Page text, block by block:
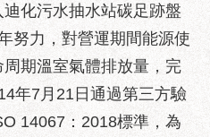
化污水抽水站碳足跡盤
努力，對營運期間能源使
期溫室氣體排放量，完
年7月21日通過第三方驗
14067：2018標準，為